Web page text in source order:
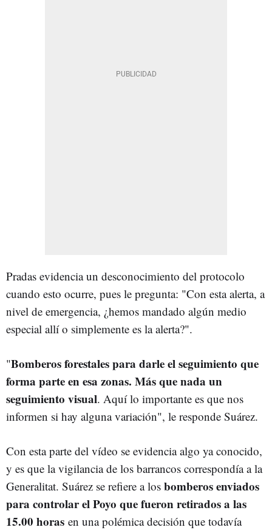
Pradas evidencia un desconocimiento del protocolo
cuando esto ocurre, pues le pregunta: "Con esta alerta, a
nivel de emergencia, ¿hemos mandado algún medio
especial allí o simplemente es la alerta?".
"Bomberos forestales para darle el seguimiento que
forma parte en esa zonas. Más que nada un
seguimiento visual. Aquí lo importante es que nos
informen si hay alguna variación", le responde Suárez.
Con esta parte del vídeo se evidencia algo ya conocido,
y es que la vigilancia de los barrancos correspondía a la
Generalitat. Suárez se refiere a los bomberos enviados
para controlar el Poyo que fueron retirados a las
15.00 horas en una polémica decisión que todavía